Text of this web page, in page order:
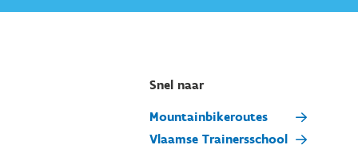
Snel naar
Mountainbikeroutes
Vlaamse Trainersschool